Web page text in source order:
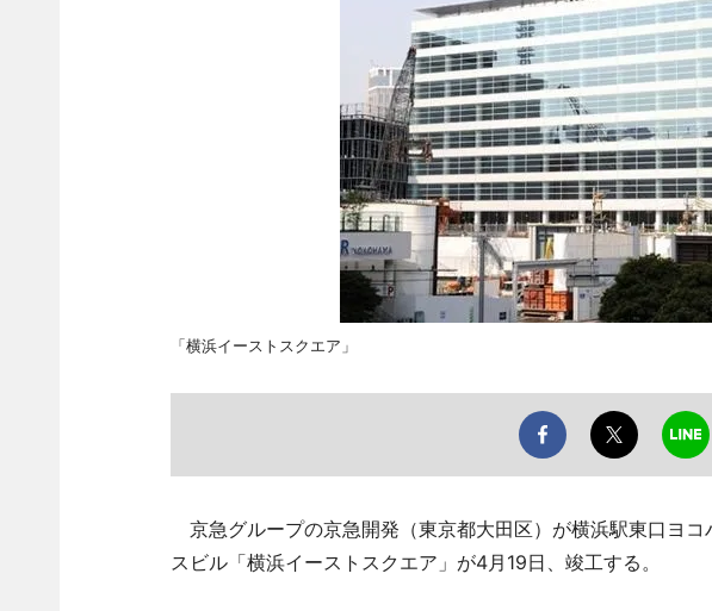
「横浜イーストスクエア」
京急グループの京急開発（東京都大田区）が横浜駅東口ヨコ
スビル「横浜イーストスクエア」が4月19日、竣工する。